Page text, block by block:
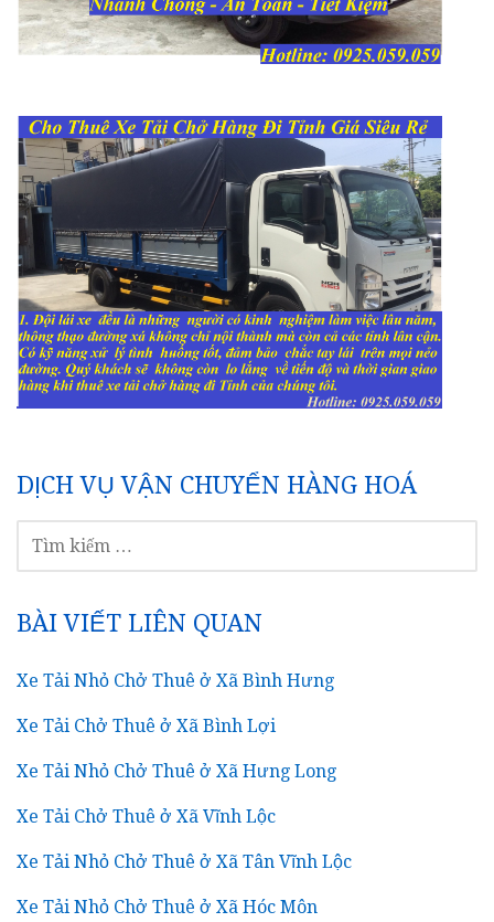
DỊCH VỤ VẬN CHUYỂN HÀNG HOÁ
KIẾM
BÀI VIẾT LIÊN QUAN
Xe Tải Nhỏ Chở Thuê ở Xã Bình Hưng
Xe Tải Chở Thuê ở Xã Bình Lợi
Xe Tải Nhỏ Chở Thuê ở Xã Hưng Long
Xe Tải Chở Thuê ở Xã Vĩnh Lộc
Xe Tải Nhỏ Chở Thuê ở Xã Tân Vĩnh Lộc
Xe Tải Nhỏ Chở Thuê ở Xã Hóc Môn